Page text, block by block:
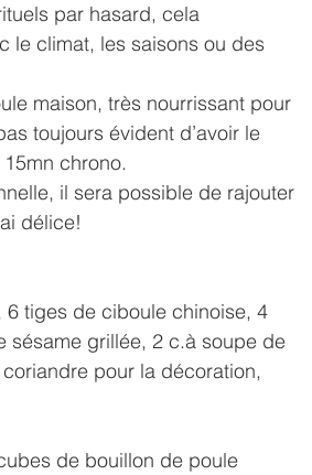
par hasard, cela
le climat, les saisons ou des
maison, très nourrissant pour
toujours évident d’avoir le
chrono.
il sera possible de rajouter
délice!
tiges de ciboule chinoise, 4
sésame grillée, 2 c.à soupe de
pour la décoration,
de bouillon de poule